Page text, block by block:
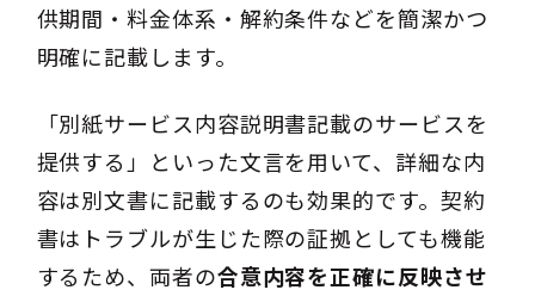
供期間・料金体系・解約条件などを簡潔かつ
明確に記載します。
「別紙サービス内容説明書記載のサービスを
提供する」といった文言を用いて、詳細な内
容は別文書に記載するのも効果的です。契約
書はトラブルが生じた際の証拠としても機能
するため、両者の合意内容を正確に反映させ